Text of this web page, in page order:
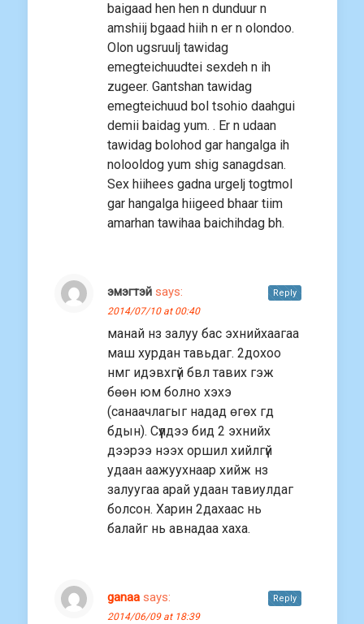
baigaad hen hen n dunduur n
amshiij bgaad hiih n er n olondoo.
Olon ugsruulj tawidag
emegteichuudtei sexdeh n ih
zugeer. Gantshan tawidag
emegteichuud bol tsohio daahgui
demii baidag yum. . Er n udaan
tawidag bolohod gar hangalga ih
nolooldog yum shig sanagdsan.
Sex hiihees gadna urgelj togtmol
gar hangalga hiigeed bhaar tiim
amarhan tawihaa baichihdag bh.
эмэгтэй says:
2014/07/10 at 00:40
манай нз залуу бас эхнийхаагаа
маш хурдан тавьдаг. 2дохоо
нмг идэвхгүй бвл тавих гэж
бөөн юм болно хэхэ
(санаачлагыг надад өгөх гд
бдын). Сүүлдээ бид 2 эхнийх
дээрээ нээх оршил хийлгүй
удаан аажуухнаар хийж нз
залуугаа арай удаан тавиулдаг
болсон. Харин 2дахаас нь
балайг нь авнадаа хаха.
Reply
ganaa says:
2014/06/09 at 18:39
Reply